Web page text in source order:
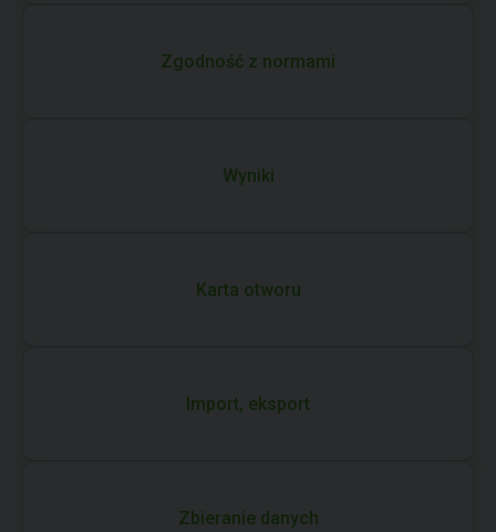
Zgodność z normami
Wyniki
Karta otworu
Import, eksport
Zbieranie danych